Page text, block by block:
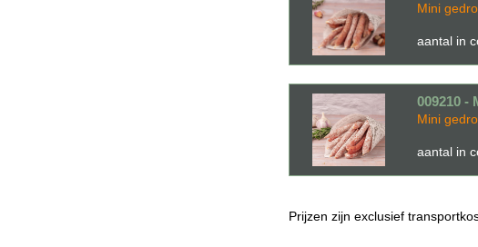
Mini
aantal in
009210 -
Mini
aantal in
Prijzen zijn exclusief